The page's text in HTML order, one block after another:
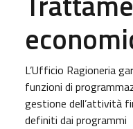
L’Ufficio Ragioneria
funzioni di
gestione dell’attività
definiti dai programmi